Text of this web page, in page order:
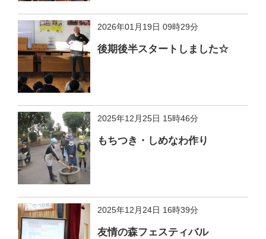
2026年01月19日 09時29分
後期後半スタートしました☆
2025年12月25日 15時46分
もちつき・しめなわ作り
2025年12月24日 16時39分
友情の森フェスティバル